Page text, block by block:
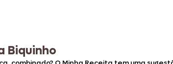
Biquinho